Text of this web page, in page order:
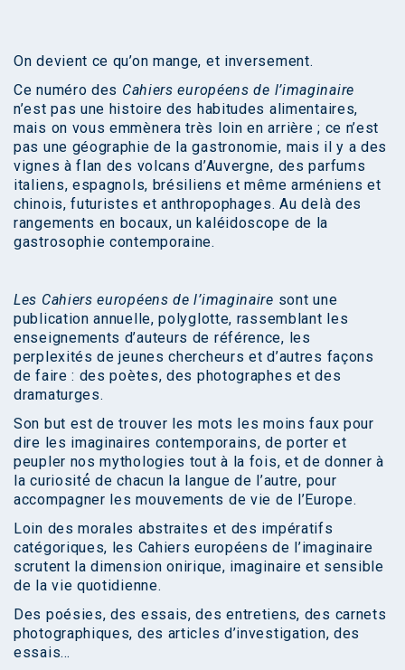
On devient ce qu’on mange, et inversement.
Ce numéro des Cahiers européens de l’imaginaire
n’est pas une histoire des habitudes alimentaires,
mais on vous emmènera très loin en arrière ; ce n’est
pas une géographie de la gastronomie, mais il y a des
vignes à flan des volcans d’Auvergne, des parfums
italiens, espagnols, brésiliens et même arméniens et
chinois, futuristes et anthropophages. Au delà des
rangements en bocaux, un kaléidoscope de la
gastrosophie contemporaine.
Les Cahiers européens de l’imaginaire sont une
publication annuelle, polyglotte, rassemblant les
enseignements d’auteurs de référence, les
perplexités de jeunes chercheurs et d’autres façons
de faire : des poètes, des photographes et des
dramaturges.
Son but est de trouver les mots les moins faux pour
dire les imaginaires contemporains, de porter et
peupler nos mythologies tout à la fois, et de donner à
la curiosité́ de chacun la langue de l’autre, pour
accompagner les mouvements de vie de l’Europe.
Loin des morales abstraites et des impératifs
catégoriques, les Cahiers européens de l’imaginaire
scrutent la dimension onirique, imaginaire et sensible
de la vie quotidienne.
Des poésies, des essais, des entretiens, des carnets
photographiques, des articles d’investigation, des
essais…